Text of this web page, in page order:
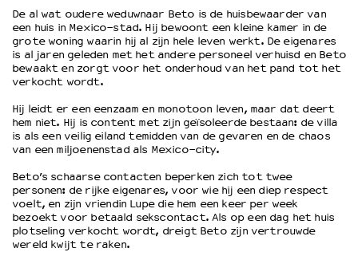
EDUCATIE
Schoolvoorstellingen
Filmprogramma’s Primair Onderwijs
Filmprogramma’s VO/MBO
OVER LANTARENVENSTER
Wat we doen
Werken bij
Wie is wie
Word vriend
Historie
De al wat oudere weduwnaar Beto is de huisbewaarder van
een huis in Mexico-stad. Hij bewoont een kleine kamer in de
grote woning waarin hij al zijn hele leven werkt. De eigenares
is al jaren geleden met het andere personeel verhuisd en Beto
bewaakt en zorgt voor het onderhoud van het pand tot het
verkocht wordt.
Hij leidt er een eenzaam en monotoon leven, maar dat deert
hem niet. Hij is content met zijn geïsoleerde bestaan: de villa
is als een veilig eiland temidden van de gevaren en de chaos
van een miljoenenstad als Mexico-city.
Beto’s schaarse contacten beperken zich tot twee
personen: de rijke eigenares, voor wie hij een diep respect
voelt, en zijn vriendin Lupe die hem een keer per week
bezoekt voor betaald sekscontact. Als op een dag het huis
plotseling verkocht wordt, dreigt Beto zijn vertrouwde
wereld kwijt te raken.